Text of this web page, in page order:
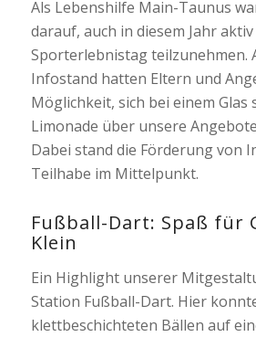
Als Lebenshilfe Main-Taunus
darauf, auch in diesem Jahr aktiv
Sporterlebnistag teilzunehmen.
Infostand hatten Eltern und
Möglichkeit, sich bei einem Glas
Limonade über unsere
Dabei stand die Förderung von
Teilhabe im Mittelpunkt.
Fußball-Dart: Spaß für
Klein
Ein Highlight unserer
Station Fußball-Dart. Hier
klettbeschichteten Bällen auf